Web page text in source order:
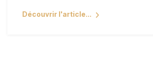
Découvrir l'article...